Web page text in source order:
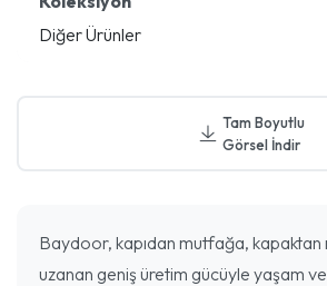
Diğer Ürünler
Tam Boyutlu
Görsel İndir
Baydoor, kapıdan mutfağa,
uzanan geniş üretim gücüyle yaşam ve